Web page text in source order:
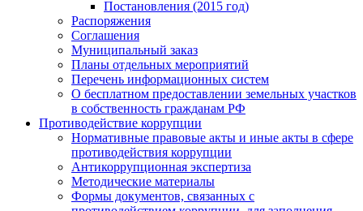
Постановления (2015 год)
Распоряжения
Соглашения
Муниципальный заказ
Планы отдельных мероприятий
Перечень информационных систем
О бесплатном предоставлении земельных участков
в собственность гражданам РФ
Противодействие коррупции
Нормативные правовые акты и иные акты в сфере
противодействия коррупции
Антикоррупционная экспертиза
Методические материалы
Формы документов, связанных с